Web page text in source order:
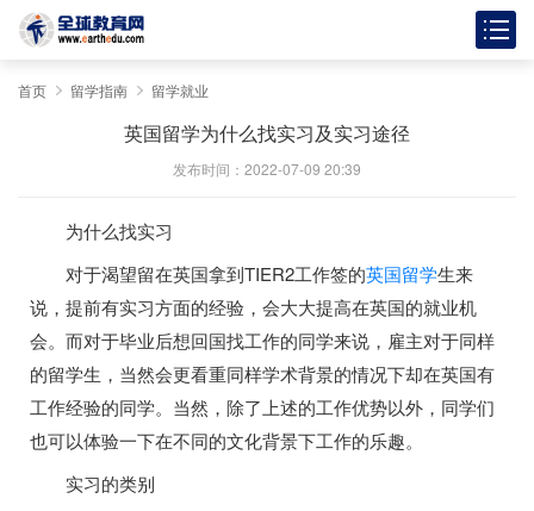
首页 留学指南 留学就业
英国留学为什么找实习及实习途径
发布时间：2022-07-09 20:39
为什么找实习
对于渴望留在英国拿到TIER2工作签的英国留学生来
说，提前有实习方面的经验，会大大提高在英国的就业机
会。而对于毕业后想回国找工作的同学来说，雇主对于同样
的留学生，当然会更看重同样学术背景的情况下却在英国有
工作经验的同学。当然，除了上述的工作优势以外，同学们
也可以体验一下在不同的文化背景下工作的乐趣。
实习的类别